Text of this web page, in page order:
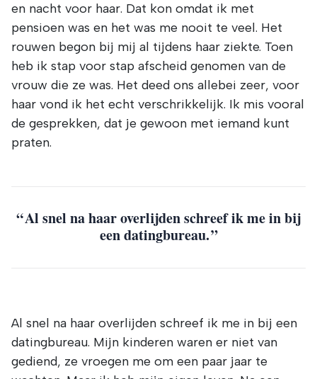
en nacht voor haar. Dat kon omdat ik met
pensioen was en het was me nooit te veel. Het
rouwen begon bij mij al tijdens haar ziekte. Toen
heb ik stap voor stap afscheid genomen van de
vrouw die ze was. Het deed ons allebei zeer, voor
haar vond ik het echt verschrikkelijk. Ik mis vooral
de gesprekken, dat je gewoon met iemand kunt
praten.
Al snel na haar overlijden schreef ik me in bij
een datingbureau.
Al snel na haar overlijden schreef ik me in bij een
datingbureau. Mijn kinderen waren er niet van
gediend, ze vroegen me om een paar jaar te